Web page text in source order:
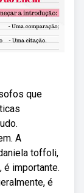
que
A
toffoli,
é importante.
é